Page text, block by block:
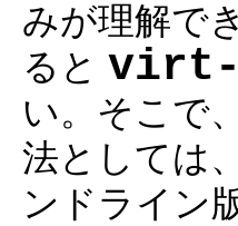
みが理解で
ると virt-
い。そこで
法としては、
ンドライン